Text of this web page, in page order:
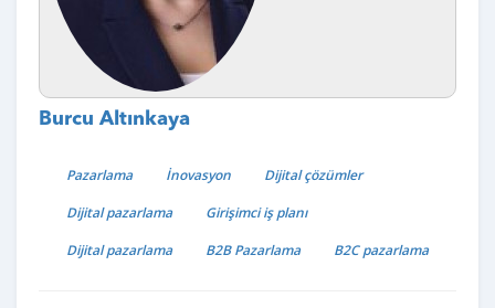
Burcu Altınkaya
Pazarlama İnovasyon
Dijital çözümler
Dijital pazarlama
Girişimci iş planı
Dijital pazarlama
B2B Pazarlama B2C pazarlama